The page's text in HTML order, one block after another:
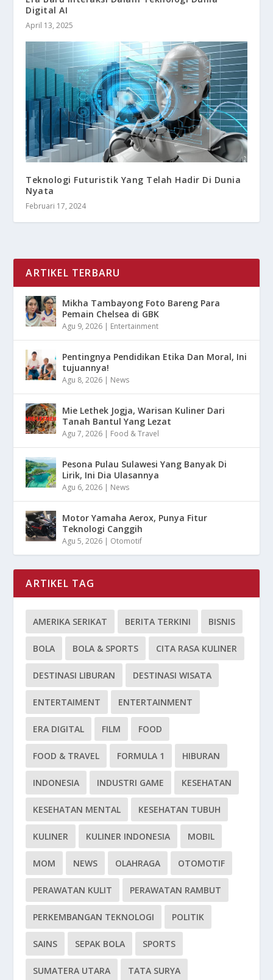
Digital AI
April 13, 2025
Teknologi Futuristik Yang Telah Hadir Di Dunia
Nyata
Februari 17, 2024
ARTIKEL TERBARU
Mikha Tambayong Foto Bareng Para
Pemain Chelsea di GBK
Agu 9, 2026 | Entertainment
Pentingnya Pendidikan Etika Dan Moral, Ini
tujuannya!
Agu 8, 2026 | News
Mie Lethek Jogja, Warisan Kuliner Dari
Tanah Bantul Yang Lezat
Agu 7, 2026 | Food & Travel
Pesona Pulau Sulawesi Yang Banyak Di
Lirik, Ini Dia Ulasannya
Agu 6, 2026 | News
Motor Yamaha Aerox, Punya Fitur
Teknologi Canggih
Agu 5, 2026 | Otomotif
ARTIKEL TAG
AMERIKA SERIKAT BERITA TERKINI BISNIS
BOLA BOLA & SPORTS CITA RASA KULINER
DESTINASI LIBURAN DESTINASI WISATA
ENTERTAIMENT ENTERTAINMENT
ERA DIGITAL FILM FOOD
FOOD & TRAVEL FORMULA 1 HIBURAN
INDONESIA INDUSTRI GAME KESEHATAN
KESEHATAN MENTAL KESEHATAN TUBUH
KULINER KULINER INDONESIA MOBIL
MOM NEWS OLAHRAGA OTOMOTIF
PERAWATAN KULIT PERAWATAN RAMBUT
PERKEMBANGAN TEKNOLOGI POLITIK
SAINS SEPAK BOLA SPORTS
SUMATERA UTARA TATA SURYA